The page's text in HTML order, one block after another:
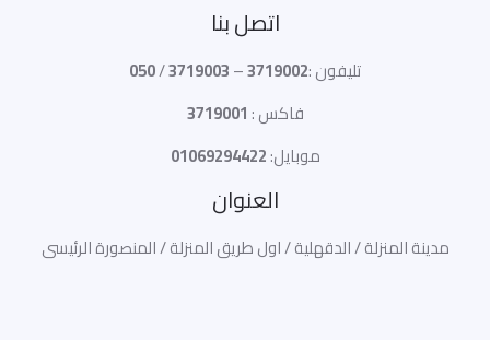
اتصل بنا
تليفون :3719002
–
3719003
/
050
فاكس :3719001
موبايل:01069294422
العنوان
مدينة المنزلة / الدقهلية / اول طريق المنزلة / المنصورة الرئيسى